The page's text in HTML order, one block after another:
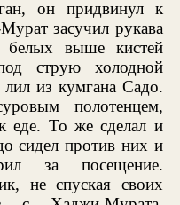
он придвинул к
засучил рукава
белых выше кистей
струю холодной
из кумгана Садо.
полотенцем,
еде. То же сделал и
сидел против них и
за посещение.
не спуская своих